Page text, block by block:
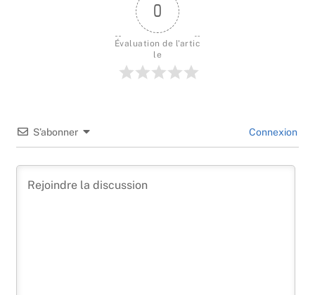
0
Évaluation de l'artic
le
S’abonner Connexion